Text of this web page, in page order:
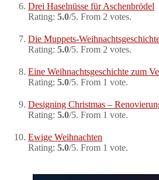
Drei Haselnüsse für Aschenbrödel
Rating: 5.0/5. From 2 votes.
Die Muppets-
Rating: 5.0/5. From 2 votes.
Eine Weihnachtsgeschichte zum
Rating: 5.0/5. From 1 vote.
Designing Christmas –
Rating: 5.0/5. From 1 vote.
Ewige Weihnachten
Rating: 5.0/5. From 1 vote.